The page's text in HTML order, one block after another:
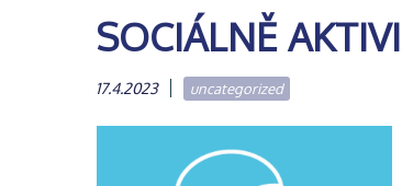
SOCIÁLNĚ
17.4.2023 uncategorized